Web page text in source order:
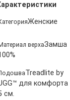
Женские
верхаЗамша
Treadlite by
для комфорта
см.